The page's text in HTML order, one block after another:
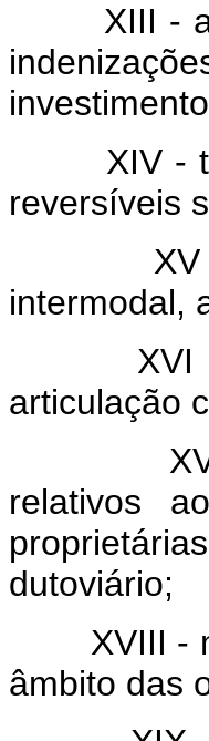
XIII -
XIV -
reversíveis
XV -
intermodal,
XVI -
articulação
XVII -
relativos
dutoviário;
XVIII -
âmbito das